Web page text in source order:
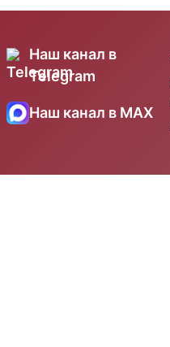
Наш канал в
Telegram
Наш канал в MAX